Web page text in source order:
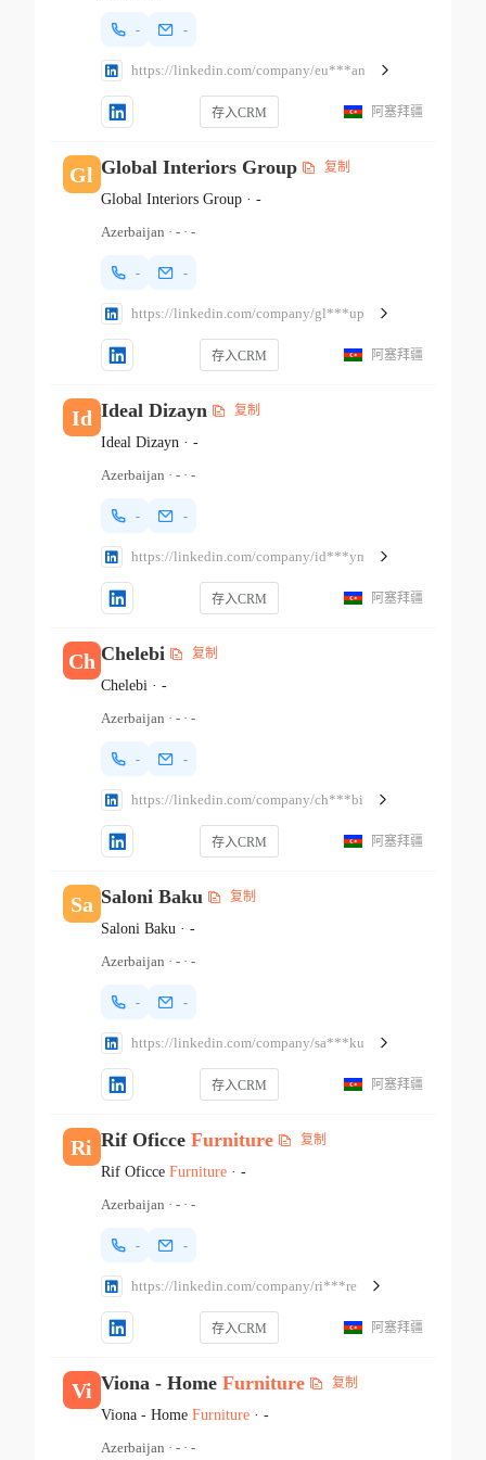
- -
https://linkedin.com/company/eu***an
存入CRM 阿塞拜疆
Gl Global Interiors Group 复制
Global Interiors Group· -
Azerbaijan · -· -
- -
https://linkedin.com/company/gl***up
存入CRM 阿塞拜疆
Id Ideal Dizayn 复制
Ideal Dizayn· -
Azerbaijan · -· -
- -
https://linkedin.com/company/id***yn
存入CRM 阿塞拜疆
Ch Chelebi 复制
Chelebi· -
Azerbaijan · -· -
- -
https://linkedin.com/company/ch***bi
存入CRM 阿塞拜疆
Sa Saloni Baku 复制
Saloni Baku· -
Azerbaijan · -· -
- -
https://linkedin.com/company/sa***ku
存入CRM 阿塞拜疆
Ri Rif Oficce Furniture 复制
Rif Oficce Furniture· -
Azerbaijan · -· -
- -
https://linkedin.com/company/ri***re
存入CRM 阿塞拜疆
Vi Viona - Home Furniture 复制
Viona - Home Furniture· -
Azerbaijan · -· -